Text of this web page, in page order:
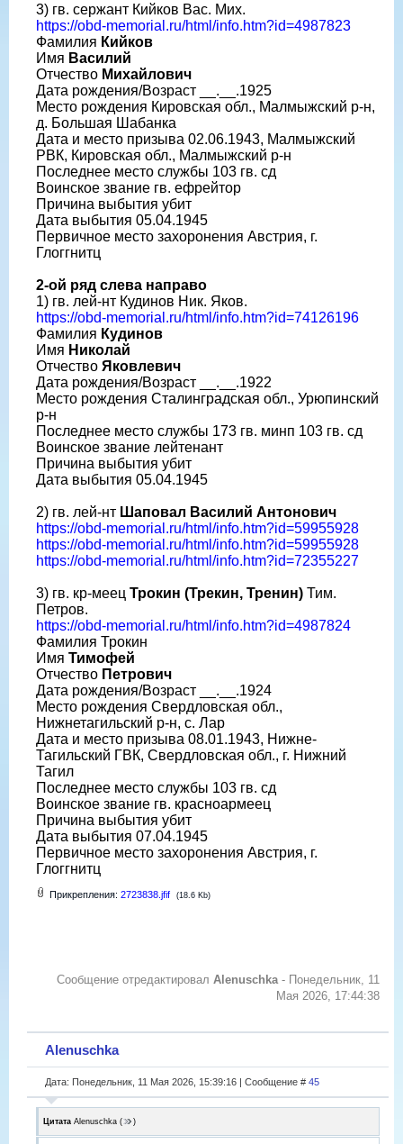
3) гв. сержант Кийков Вас. Мих.
https://obd-memorial.ru/html/info.htm?id=4987823
Фамилия Кийков
Имя Василий
Отчество Михайлович
Дата рождения/Возраст __.__.1925
Место рождения Кировская обл., Малмыжский р-н,
д. Большая Шабанка
Дата и место призыва 02.06.1943, Малмыжский
РВК, Кировская обл., Малмыжский р-н
Последнее место службы 103 гв. сд
Воинское звание гв. ефрейтор
Причина выбытия убит
Дата выбытия 05.04.1945
Первичное место захоронения Австрия, г.
Глоггнитц
2-ой ряд слева направо
1) гв. лей-нт Кудинов Ник. Яков.
https://obd-memorial.ru/html/info.htm?id=74126196
Фамилия Кудинов
Имя Николай
Отчество Яковлевич
Дата рождения/Возраст __.__.1922
Место рождения Сталинградская обл., Урюпинский
р-н
Последнее место службы 173 гв. минп 103 гв. сд
Воинское звание лейтенант
Причина выбытия убит
Дата выбытия 05.04.1945
2) гв. лей-нт Шаповал Василий Антонович
https://obd-memorial.ru/html/info.htm?id=59955928
https://obd-memorial.ru/html/info.htm?id=59955928
https://obd-memorial.ru/html/info.htm?id=72355227
3) гв. кр-меец Трокин (Трекин, Тренин) Тим.
Петров.
https://obd-memorial.ru/html/info.htm?id=4987824
Фамилия Трокин
Имя Тимофей
Отчество Петрович
Дата рождения/Возраст __.__.1924
Место рождения Свердловская обл.,
Нижнетагильский р-н, с. Лар
Дата и место призыва 08.01.1943, Нижне-
Тагильский ГВК, Свердловская обл., г. Нижний
Тагил
Последнее место службы 103 гв. сд
Воинское звание гв. красноармеец
Причина выбытия убит
Дата выбытия 07.04.1945
Первичное место захоронения Австрия, г.
Глоггнитц
Прикрепления: 2723838.jfif (18.6 Kb)
Сообщение отредактировал Alenuschka - Понедельник, 11
Мая 2026, 17:44:38
Alenuschka
Дата: Понедельник, 11 Мая 2026, 15:39:16 | Сообщение # 45
Цитата Alenuschka ( )